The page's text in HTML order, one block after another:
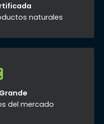
naturales
del mercado